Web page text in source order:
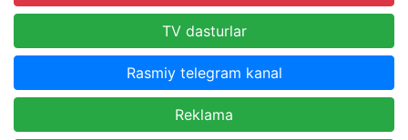
TV dasturlar
Rasmiy telegram kanal
Reklama